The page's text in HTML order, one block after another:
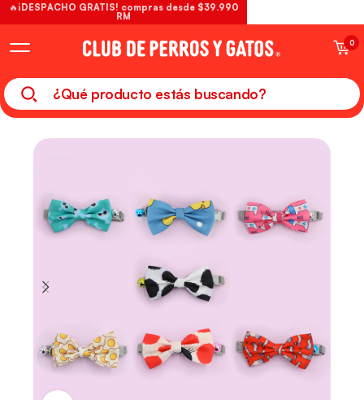
0
🔥¡DESPACHO GRATIS! compras desde $39.990
RM